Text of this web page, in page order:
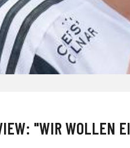
"WIR WOLLEN